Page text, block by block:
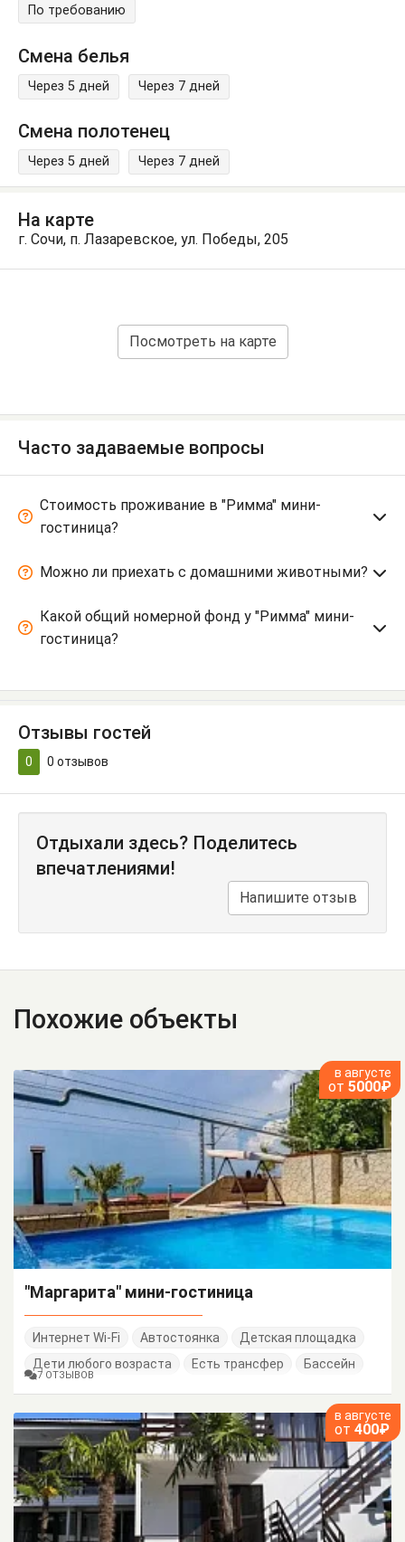
По требованию
Смена белья
Через 5 дней Через 7 дней
Смена полотенец
Через 5 дней Через 7 дней
На карте
г. Сочи, п. Лазаревское, ул. Победы, 205
Посмотреть на карте
Часто задаваемые вопросы
Стоимость проживание в "Римма" мини-
гостиница?
Можно ли приехать с домашними животными?
Какой общий номерной фонд у "Римма" мини-
гостиница?
Отзывы гостей
0 0 отзывов
Отдыхали здесь? Поделитесь
впечатлениями!
Напишите отзыв
Похожие объекты
в августе
от 5000₽
"Маргарита" мини-гостиница
Интернет Wi-Fi Автостоянка
Детская площадка
Дети любого возраста
Есть трансфер Бассейн
7 ОТЗЫВОВ
в августе
от 400₽